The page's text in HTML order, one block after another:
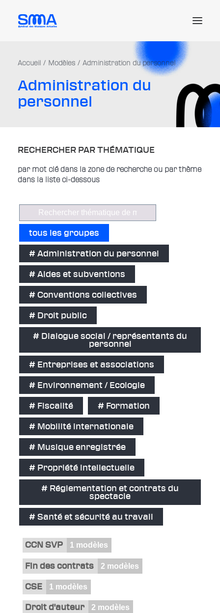
Le SMA
Les actus et enjeux
Les ressources juridiques
Me connecter
Accueil Modèles Administration du personnel
Administration du
personnel
RECHERCHER PAR THÉMATIQUE
par mot clé dans la zone de recherche ou par thème
dans la liste ci-dessous
tous les groupes
# Administration du personnel
# Aides et subventions
# Conventions collectives
# Droit public
# Dialogue social / représentants du
personnel
# Entreprises et associations
# Environnement / Ecologie
# Fiscalité
# Formation
# Mobilité internationale
# Musique enregistrée
# Propriété intellectuelle
# Réglementation et contrats du
spectacle
# Santé et sécurité au travail
CCN SVP 1 modèles
Fin des contrats 2 modèles
CSE 1 modèles
Droit d'auteur 2 modèles